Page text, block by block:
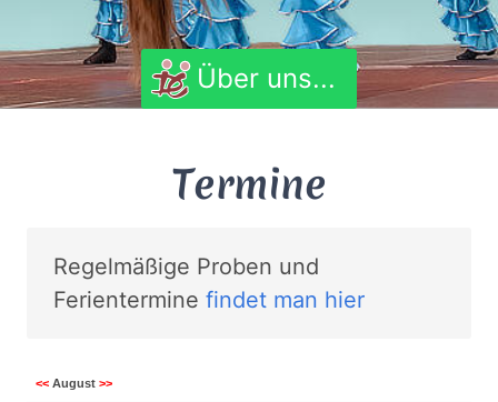
Über uns...
Termine
Regelmäßige Proben und
Ferientermine findet man hier
<< August >>